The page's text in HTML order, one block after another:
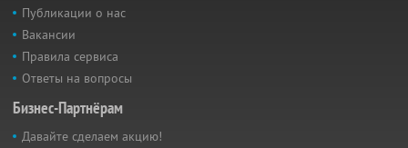
Публикации о нас
Вакансии
Правила сервиса
Ответы на вопросы
Бизнес-Партнёрам
Давайте сделаем акцию!